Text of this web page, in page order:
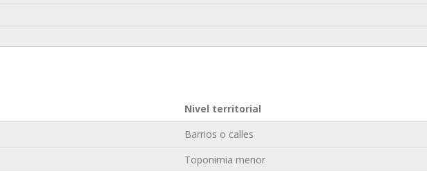
Nivel territorial
Barrios o calles
Toponimia menor